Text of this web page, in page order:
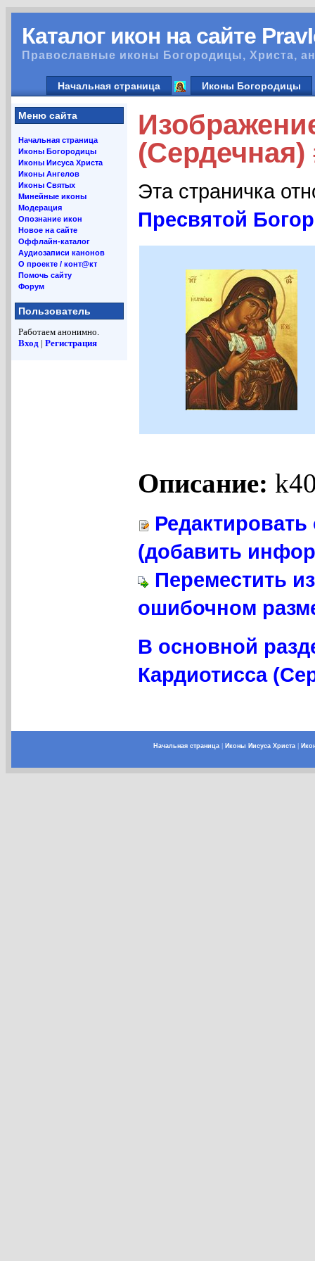
Каталог икон на сайте
Православные иконы Богородицы, Христа,
Начальная страница Иконы Богородицы
Меню сайта
Начальная страница
Иконы Богородицы
Иконы Иисуса Христа
Иконы Ангелов
Иконы Святых
Минейные иконы
Модерация
Опознание икон
Новое на сайте
Оффлайн-каталог
Аудиозаписи канонов
О проекте / конт@кт
Помочь сайту
Форум
Пользователь
Работаем анонимно.
Вход | Регистрация
(Сердечная)
Эта страничка
Пресвятой
Описание:
(добавить
Переместить
ошибочном
В основной
Кардиотисса
Начальная страница| Иконы Иисуса Христа|